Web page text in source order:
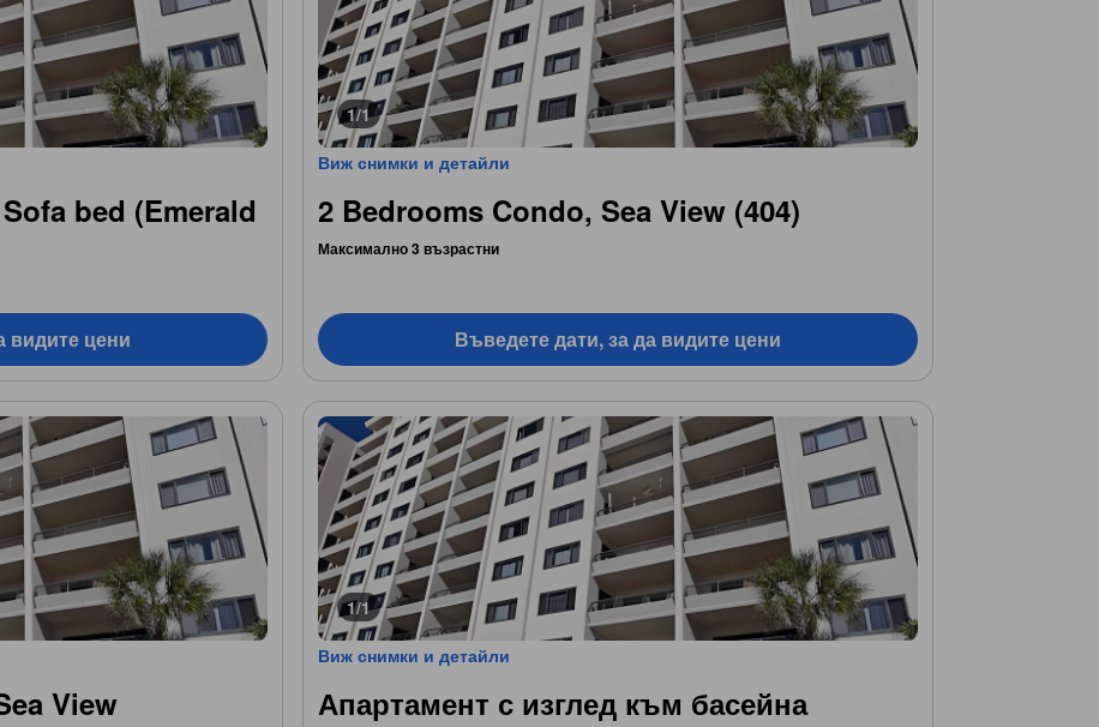
bed (Emerald
видите цени
1/1
Виж снимки и детайли
2 Bedrooms Condo, Sea View (404)
Максимално 3 възрастни
Въведете дати, за да видите цени
View
1/1
Виж снимки и детайли
Апартамент с изглед към басейна